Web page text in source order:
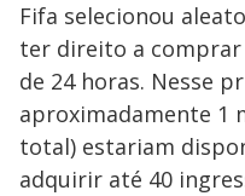
Fifa selecionou
ter direito a comprar
de 24 horas. Nesse
aproximadamente 1
total) estariam
adquirir até 40